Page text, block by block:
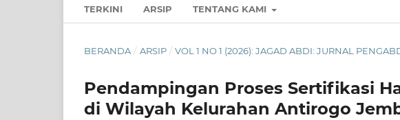
TERKINI ARSIP TENTANG KAMI
BERANDA / ARSIP / VOL 1 NO 1 (2026): JAGAD ABDI: JURNAL
Pendampingan Proses Sertifikasi
di Wilayah Kelurahan Antirogo